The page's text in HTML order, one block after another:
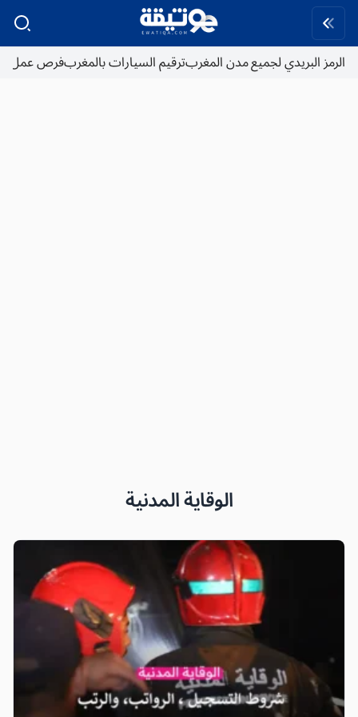
الرمز البريدي لجميع مدن المغربترقيم السيارات بالمغربفرص عمل
الوقاية المدنية